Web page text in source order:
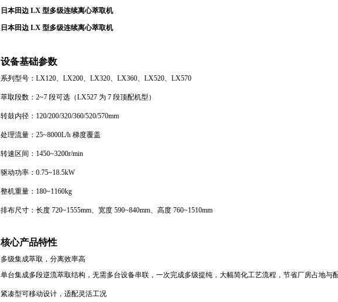
日本田边 LX 型多级连续离心萃取机
日本田边 LX 型多级连续离心萃取机
设备基础参数
系列型号：LX120、LX200、LX320、LX360、LX520、LX570
萃取段数：2~7 段可选（LX527 为 7 段顶配机型）
转鼓内径：120/200/320/360/520/570mm
处理流量：25~8000L/h 梯度覆盖
转速区间：1450~3200r/min
驱动功率：0.75~18.5kW
整机重量：180~1160kg
排布尺寸：长度 720~1555mm、宽度 590~840mm、高度 760~1510mm
核心产品特性
多级集成萃取，分离效率高
单台集成多段逆流萃取结构，无需多台设备串联，一次完成多级提纯，大幅简化工艺流程，节省厂房占地与配
紧凑型可移动设计，适配灵活工况